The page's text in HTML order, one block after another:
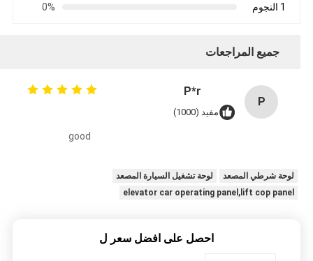
1 النجوم
0%
جميع المراجعات
P
P*r
مفيد (1000)
good
لوحة شرطي المصعد
لوحة تشغيل السيارة المصعد
elevator car operating panel,lift cop panel
احصل على افضل سعر ل